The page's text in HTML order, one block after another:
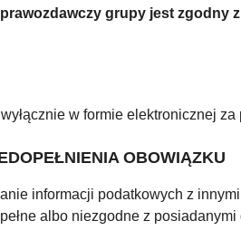
grupy jest zgodny
w formie elektronicznej
OBOWIĄZKU
informacji podatkowych z
albo niezgodne z